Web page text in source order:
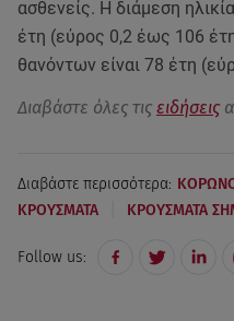
ασθενείς. Η διάμεση
έτη (εύρος 0,2 έως 106
θανόντων είναι 78 έτη
Διαβάστε όλες τις ειδήσεις
Διαβάστε περισσότερα:
ΚΡΟΥΣΜΑΤΑ ΚΡΟΥΣΜΑΤΑ
Follow us: